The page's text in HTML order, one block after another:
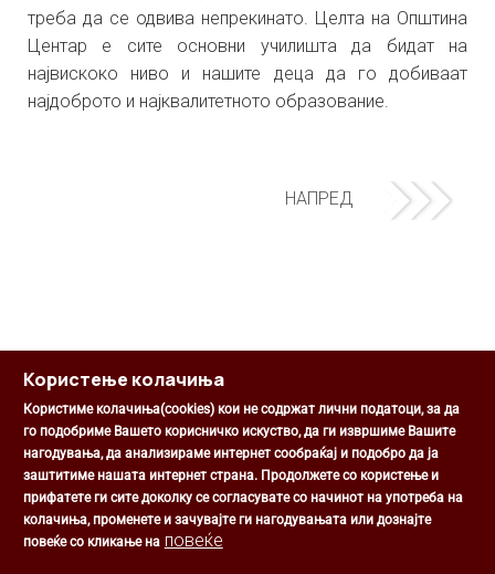
треба да се одвива непрекинато. Целта на Општина
Центар е сите основни училишта да бидат на
највискоко ниво и нашите деца да го добиваат
најдоброто и најквалитетното образование.
НАПРЕД
Општина Центар
Михаил Цоков бр. 1, Скопје
Скопје, РС Македонија
+389 2 3203 693
+389 2 3203 600
Користење колачиња
Користиме колачиња(cookies) кои не содржат лични податоци, за да
го подобриме Вашето корисничко искуство, да ги извршиме Вашите
нагодувања, да анализираме интернет сообраќај и подобро да ја
заштитиме нашата интернет страна. Продолжете со користење и
прифатете ги сите доколку се согласувате со начинот на употреба на
колачиња, променете и зачувајте ги нагодувањата или дознајте
повеќе со кликање на повеќе